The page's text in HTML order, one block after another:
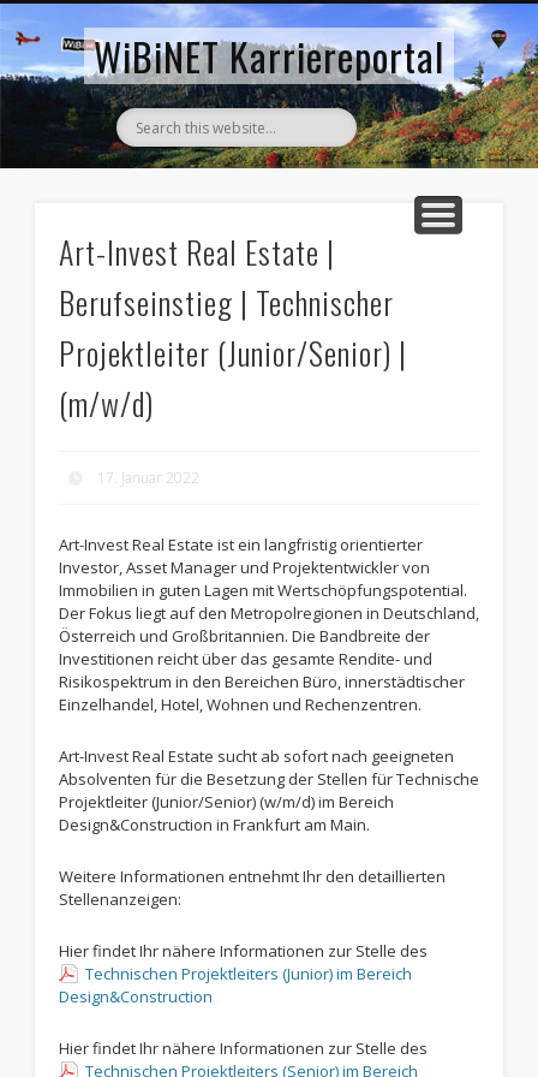
WiBiNET Karriereportal
AKTUELLE STELLENANZEIGEN
ZURÜCK ZUM WIBINET
Art-Invest Real Estate |
Berufseinstieg | Technischer
Projektleiter (Junior/Senior) |
(m/w/d)
17. Januar 2022
Art-Invest Real Estate ist ein langfristig orientierter
Investor, Asset Manager und Projektentwickler von
Immobilien in guten Lagen mit Wertschöpfungspotential.
Der Fokus liegt auf den Metropolregionen in Deutschland,
Österreich und Großbritannien. Die Bandbreite der
Investitionen reicht über das gesamte Rendite- und
Risikospektrum in den Bereichen Büro, innerstädtischer
Einzelhandel, Hotel, Wohnen und Rechenzentren.
Art-Invest Real Estate sucht ab sofort nach geeigneten
Absolventen für die Besetzung der Stellen für Technische
Projektleiter (Junior/Senior) (w/m/d) im Bereich
Design&Construction in Frankfurt am Main.
Weitere Informationen entnehmt Ihr den detaillierten
Stellenanzeigen:
Hier findet Ihr nähere Informationen zur Stelle des
Technischen Projektleiters (Junior) im Bereich
Design&Construction
Hier findet Ihr nähere Informationen zur Stelle des
Technischen Projektleiters (Senior) im Bereich